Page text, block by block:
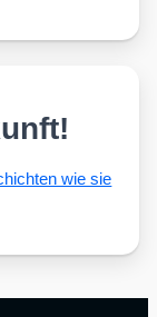
wie sie